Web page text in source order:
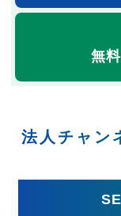
無
法人チャン